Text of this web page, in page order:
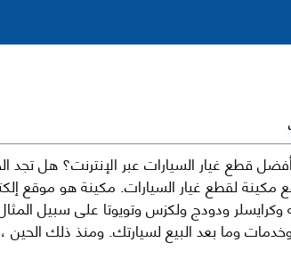
غيار السيارات عبر الإنترنت؟ هل تجد
لقطع غيار السيارات. مكينة هو موقع